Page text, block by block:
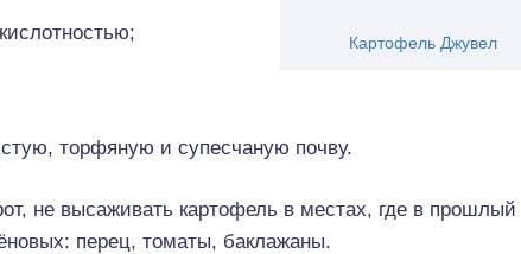
Картофель Джувел
торфяную и супесчаную почву.
не высаживать картофель в местах, где в прошлый
перец, томаты, баклажаны.